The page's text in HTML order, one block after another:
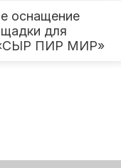
оснащение
для
«СЫР ПИР МИР»